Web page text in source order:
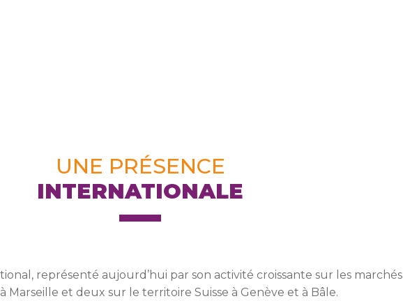
UNE PRÉSENCE
INTERNATIONALE
représenté aujourd’hui par son activité croissante sur les marchés
et deux sur le territoire Suisse à Genève et à Bâle.